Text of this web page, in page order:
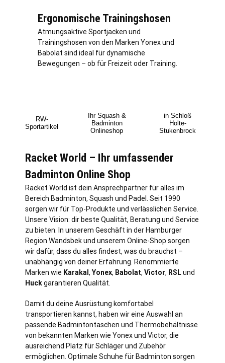
Ergonomische Trainingshosen
Atmungsaktive Sportjacken und
Trainingshosen von den Marken Yonex und
Babolat sind ideal für dynamische
Bewegungen – ob für Freizeit oder Training.
RW-
Sportartikel
Ihr Squash &
Badminton
Onlineshop
in Schloß
Holte-
Stukenbrock
Racket World – Ihr umfassender
Badminton Online Shop
Racket World ist dein Ansprechpartner für alles im
Bereich Badminton, Squash und Padel. Seit 1990
sorgen wir für Top-Produkte und verlässlichen Service.
Unsere Vision: dir beste Qualität, Beratung und Service
zu bieten. In unserem Geschäft in der Hamburger
Region Wandsbek und unserem Online-Shop sorgen
wir dafür, dass du alles findest, was du brauchst –
unabhängig von deiner Erfahrung. Renommierte
Marken wie Karakal , Yonex, Babolat, Victor, RSLund
Huckgarantieren Qualität.
Damit du deine Ausrüstung komfortabel
transportieren kannst, haben wir eine Auswahl an
passende Badmintontaschen und Thermobehältnisse
von bekannten Marken wie Yonex und Victor, die
ausreichend Platz für Schläger und Zubehör
ermöglichen. Optimale Schuhe für Badminton sorgen